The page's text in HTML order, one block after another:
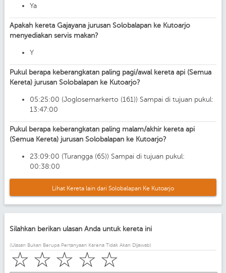
Ya
Apakah kereta Gajayana jurusan Solobalapan ke Kutoarjo
menyediakan servis makan?
Y
Pukul berapa keberangkatan paling pagi/awal kereta api (Semua
Kereta) jurusan Solobalapan ke Kutoarjo?
05:25:00 (Joglosemarkerto (161)) Sampai di tujuan pukul:
13:47:00
Pukul berapa keberangkatan paling malam/akhir kereta api
(Semua Kereta) jurusan Solobalapan ke Kutoarjo?
23:09:00 (Turangga (65)) Sampai di tujuan pukul:
00:38:00
Lihat Kereta lain dari Solobalapan Ke Kutoarjo
Silahkan berikan ulasan Anda untuk kereta ini
(Ulasan Bukan Berupa Pertanyaan Karena Tidak Akan Dijawab)
☆
☆
☆
☆
☆